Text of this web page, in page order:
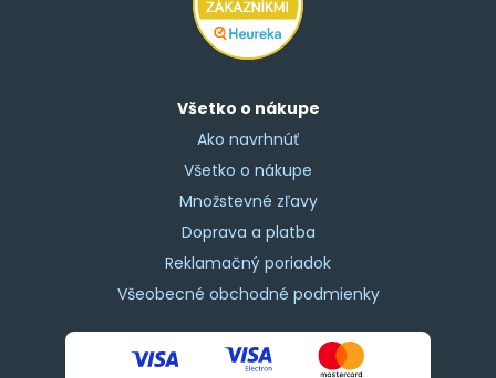
Všetko o nákupe
Ako navrhnúť
Všetko o nákupe
Množstevné zľavy
Doprava a platba
Reklamačný poriadok
Všeobecné obchodné podmienky